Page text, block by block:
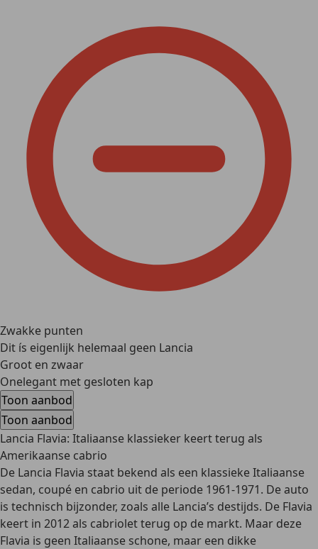
Zwakke punten
Dit ís eigenlijk helemaal geen Lancia
Groot en zwaar
Onelegant met gesloten kap
Toon aanbod
Toon aanbod
Lancia Flavia: Italiaanse klassieker keert terug als
Amerikaanse cabrio
De Lancia Flavia staat bekend als een klassieke Italiaanse
sedan, coupé en cabrio uit de periode 1961-1971. De auto
is technisch bijzonder, zoals alle Lancia’s destijds. De Flavia
keert in 2012 als cabriolet terug op de markt. Maar deze
Flavia is geen Italiaanse schone, maar een dikke